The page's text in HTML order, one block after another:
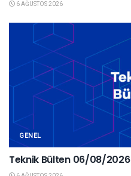
6 AĞUSTOS 2026
GENEL
Teknik Bülten 06/08/2026